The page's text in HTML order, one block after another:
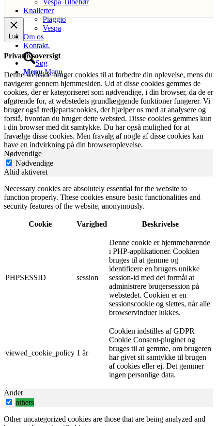
Vespa Tilbehør
Knallerter
Piaggio
Vespa
Om os
Kontakt.
Søg
Menu Menu
Luk
Privatlivsoversigt
Denne webside bruger cookies til at forbedre din oplevelse, mens du
navigerer gennem hjemmesiden. Ud af disse cookies gemmes de
cookies, der er kategoriseret som nødvendige, i din browser, da de er
afgørende for, at webstedets grundlæggende funktioner fungerer. Vi
bruger også tredjepartscookies, der hjælper os med at analysere og
forstå, hvordan du bruger dette websted. Disse cookies gemmes kun
i din browser med dit samtykke. Du har også mulighed for at
fravælge disse cookies. Men fravalg af nogle af disse cookies kan
have en indvirkning på din browseroplevelse.
Nødvendige
Nødvendige
Altid aktiveret
Necessary cookies are absolutely essential for the website to
function properly. These cookies ensure basic functionalities and
security features of the website, anonymously.
Cookie Varighed Beskrivelse
PHPSESSID session
Denne cookie er hjemmehørende
i PHP-applikationer. Cookien
bruges til at gemme og
identificere en brugers unikke
session-id med det formål at
administrere brugersession på
webstedet. Cookien er en
sessionscookie og slettes, når alle
browservinduer lukkes.
viewed_cookie_policy 1 år
Cookien indstilles af GDPR
Cookie Consent-pluginet og
bruges til at gemme, om brugeren
har givet sit samtykke til brugen
af ​​cookies eller ej. Det gemmer
ingen personlige data.
Andet
others
Other uncategorized cookies are those that are being analyzed and